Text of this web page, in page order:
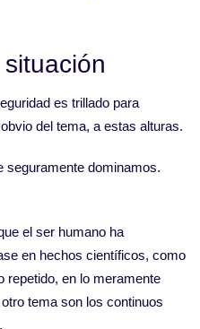
es trillado para
del tema, a estas alturas.
seguramente dominamos.
el ser humano ha
en hechos científicos, como
repetido, en lo meramente
tema son los continuos